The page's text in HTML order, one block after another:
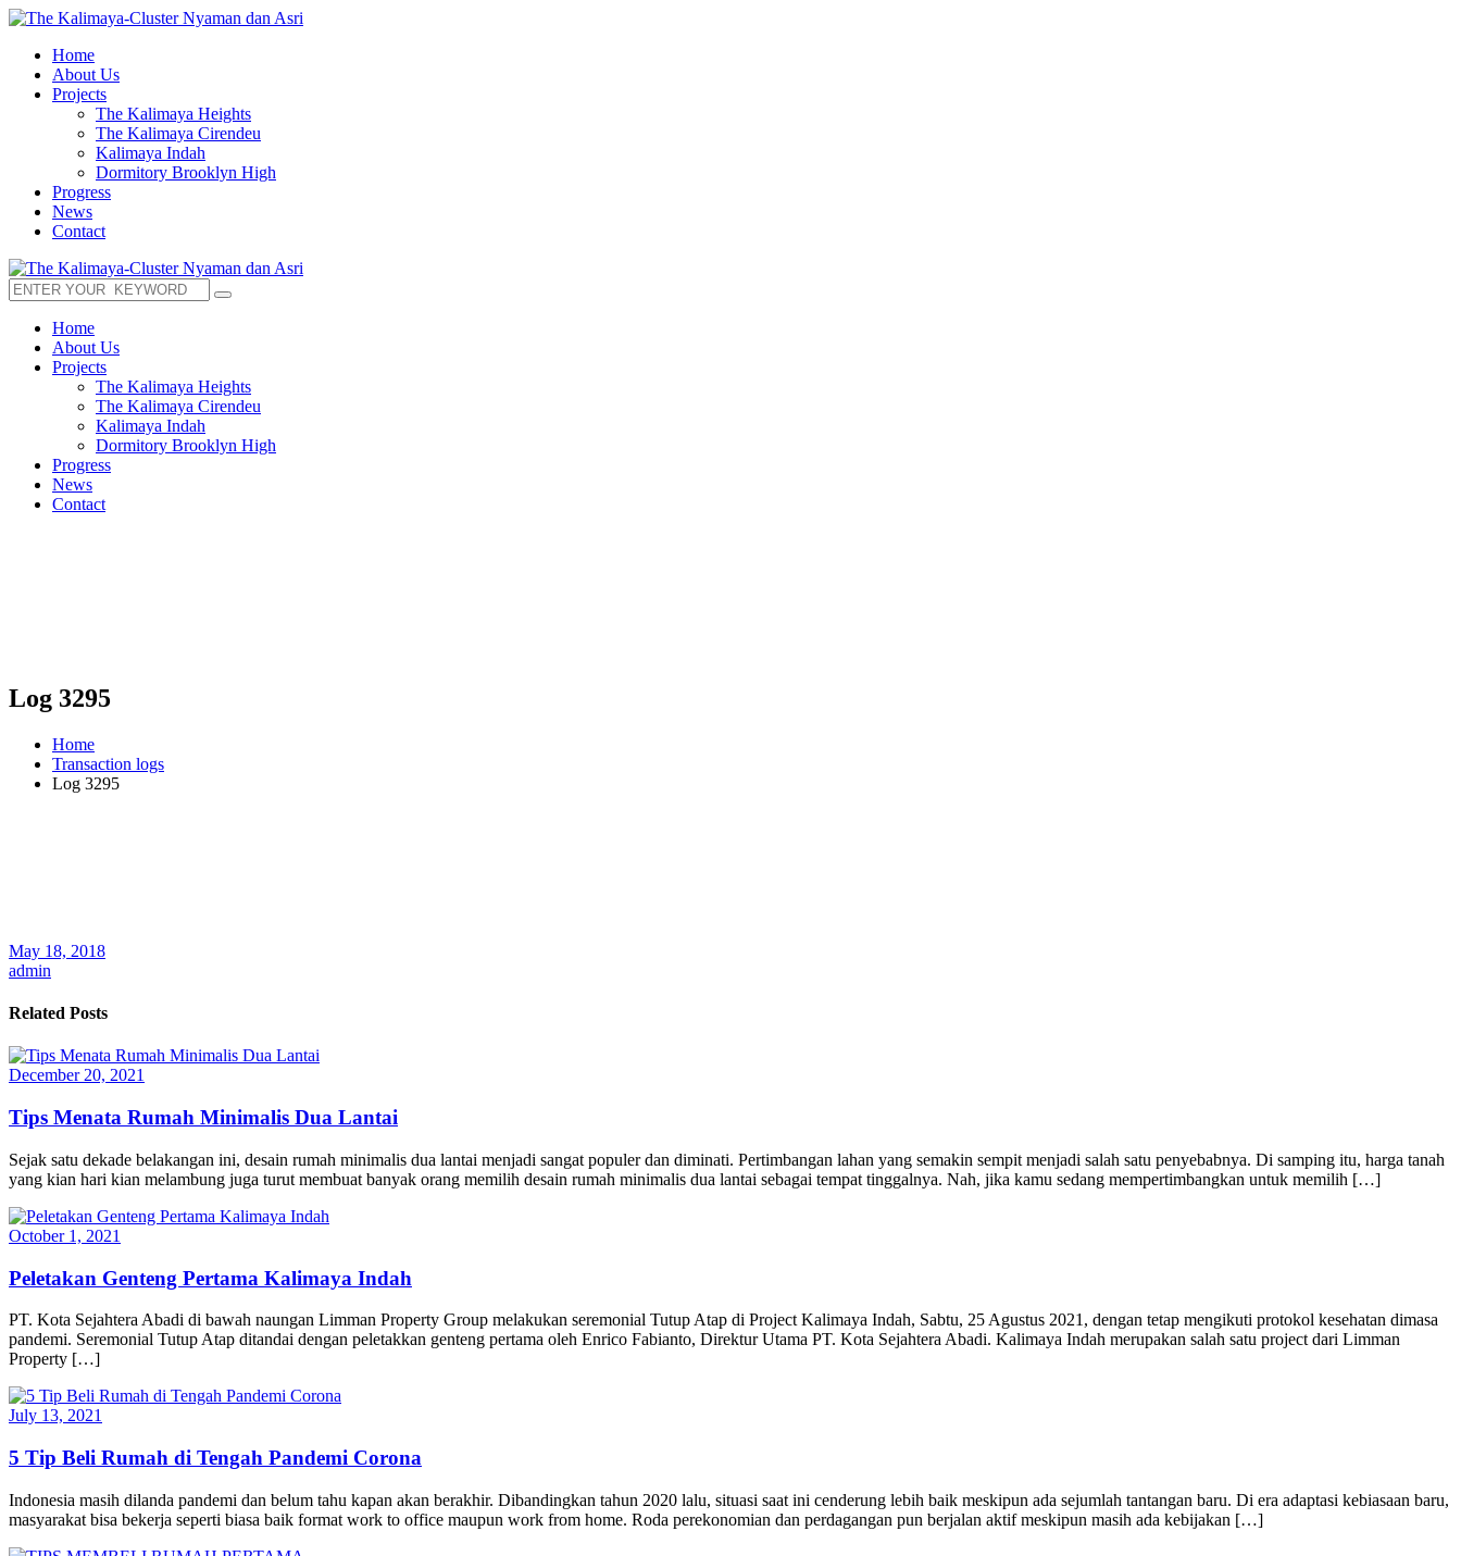
Home
About Us
Projects
The Kalimaya Heights
The Kalimaya Cirendeu
Kalimaya Indah
Dormitory Brooklyn High
Progress
News
Contact
Home
About Us
Projects
The Kalimaya Heights
The Kalimaya Cirendeu
Kalimaya Indah
Dormitory Brooklyn High
Progress
News
Contact
Log 3295
Home
Transaction logs
Log 3295
May 18, 2018
admin
Related Posts
December 20, 2021
Tips Menata Rumah Minimalis Dua Lantai
Sejak satu dekade belakangan ini, desain rumah minimalis dua lantai menjadi sangat populer dan diminati. Pertimbangan lahan yang semakin sempit menjadi salah satu penyebabnya. Di samping itu, harga tanah
yang kian hari kian melambung juga turut membuat banyak orang memilih desain rumah minimalis dua lantai sebagai tempat tinggalnya. Nah, jika kamu sedang mempertimbangkan untuk memilih […]
October 1, 2021
Peletakan Genteng Pertama Kalimaya Indah
PT. Kota Sejahtera Abadi di bawah naungan Limman Property Group melakukan seremonial Tutup Atap di Project Kalimaya Indah, Sabtu, 25 Agustus 2021, dengan tetap mengikuti protokol kesehatan dimasa
pandemi. Seremonial Tutup Atap ditandai dengan peletakkan genteng pertama oleh Enrico Fabianto, Direktur Utama PT. Kota Sejahtera Abadi. Kalimaya Indah merupakan salah satu project dari Limman
Property […]
July 13, 2021
5 Tip Beli Rumah di Tengah Pandemi Corona
Indonesia masih dilanda pandemi dan belum tahu kapan akan berakhir. Dibandingkan tahun 2020 lalu, situasi saat ini cenderung lebih baik meskipun ada sejumlah tantangan baru. Di era adaptasi kebiasaan baru,
masyarakat bisa bekerja seperti biasa baik format work to office maupun work from home. Roda perekonomian dan perdagangan pun berjalan aktif meskipun masih ada kebijakan […]